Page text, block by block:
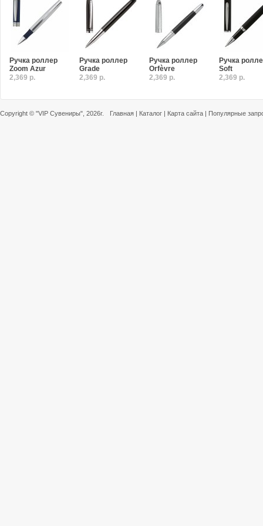
Ручка роллер
Zoom Azur
2,369 р.
Ручка роллер
Grade
2,369 р.
Ручка роллер
Orfèvre
2,369 р.
Ручка
Soft
2,369 р.
Copyright © "VIP Сувениры" , 2026г. Главная | Каталог | Карта сайта | Популярные